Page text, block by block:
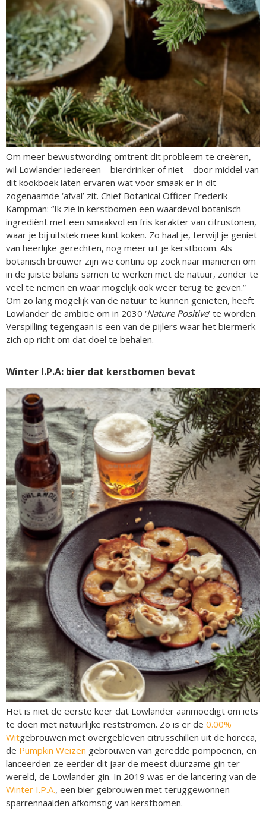
Om meer bewustwording omtrent dit probleem te creëren,
wil Lowlander iedereen – bierdrinker of niet – door middel van
dit kookboek laten ervaren wat voor smaak er in dit
zogenaamde ‘afval’ zit. Chief Botanical Officer Frederik
Kampman: “Ik zie in kerstbomen een waardevol botanisch
ingrediënt met een smaakvol en fris karakter van citrustonen,
waar je bij uitstek mee kunt koken. Zo haal je, terwijl je geniet
van heerlijke gerechten, nog meer uit je kerstboom. Als
botanisch brouwer zijn we continu op zoek naar manieren om
in de juiste balans samen te werken met de natuur, zonder te
veel te nemen en waar mogelijk ook weer terug te geven.”
Om zo lang mogelijk van de natuur te kunnen genieten, heeft
Lowlander de ambitie om in 2030 ‘Nature Positive’ te worden.
Verspilling tegengaan is een van de pijlers waar het biermerk
zich op richt om dat doel te behalen.
Winter I.P.A: bier dat kerstbomen bevat
Het is niet de eerste keer dat Lowlander aanmoedigt om iets
te doen met natuurlijke reststromen. Zo is er de 0.00%
Witgebrouwen met overgebleven citrusschillen uit de horeca,
de Pumpkin Weizen gebrouwen van geredde pompoenen, en
lanceerden ze eerder dit jaar de meest duurzame gin ter
wereld, de Lowlander gin. In 2019 was er de lancering van de
Winter I.P.A., een bier gebrouwen met teruggewonnen
sparrennaalden afkomstig van kerstbomen.